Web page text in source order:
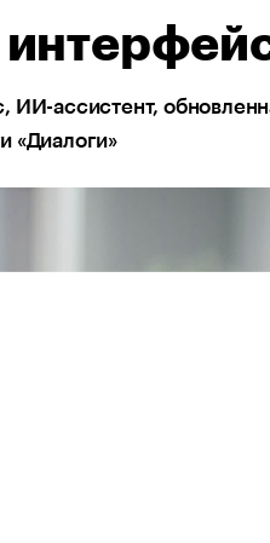
ассистент,
«Диалоги»